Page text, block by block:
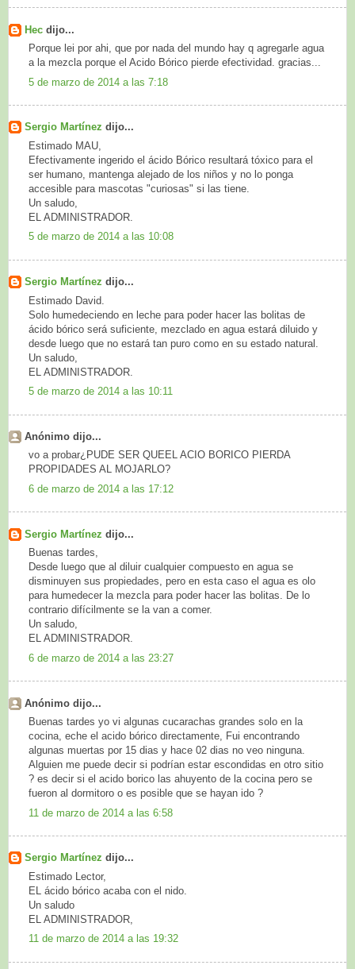
Hec dijo...
Porque lei por ahi, que por nada del mundo hay q agregarle agua
a la mezcla porque el Acido Bórico pierde efectividad. gracias...
5 de marzo de 2014 a las 7:18
Sergio Martínez dijo...
Estimado MAU,
Efectivamente ingerido el ácido Bórico resultará tóxico para el
ser humano, mantenga alejado de los niños y no lo ponga
accesible para mascotas "curiosas" si las tiene.
Un saludo,
EL ADMINISTRADOR.
5 de marzo de 2014 a las 10:08
Sergio Martínez dijo...
Estimado David.
Solo humedeciendo en leche para poder hacer las bolitas de
ácido bórico será suficiente, mezclado en agua estará diluido y
desde luego que no estará tan puro como en su estado natural.
Un saludo,
EL ADMINISTRADOR.
5 de marzo de 2014 a las 10:11
Anónimo dijo...
vo a probar¿PUDE SER QUEEL ACIO BORICO PIERDA
PROPIDADES AL MOJARLO?
6 de marzo de 2014 a las 17:12
Sergio Martínez dijo...
Buenas tardes,
Desde luego que al diluir cualquier compuesto en agua se
disminuyen sus propiedades, pero en esta caso el agua es olo
para humedecer la mezcla para poder hacer las bolitas. De lo
contrario difícilmente se la van a comer.
Un saludo,
EL ADMINISTRADOR.
6 de marzo de 2014 a las 23:27
Anónimo dijo...
Buenas tardes yo vi algunas cucarachas grandes solo en la
cocina, eche el acido bórico directamente, Fui encontrando
algunas muertas por 15 dias y hace 02 dias no veo ninguna.
Alguien me puede decir si podrían estar escondidas en otro sitio
? es decir si el acido borico las ahuyento de la cocina pero se
fueron al dormitoro o es posible que se hayan ido ?
11 de marzo de 2014 a las 6:58
Sergio Martínez dijo...
Estimado Lector,
EL ácido bórico acaba con el nido.
Un saludo
EL ADMINISTRADOR,
11 de marzo de 2014 a las 19:32